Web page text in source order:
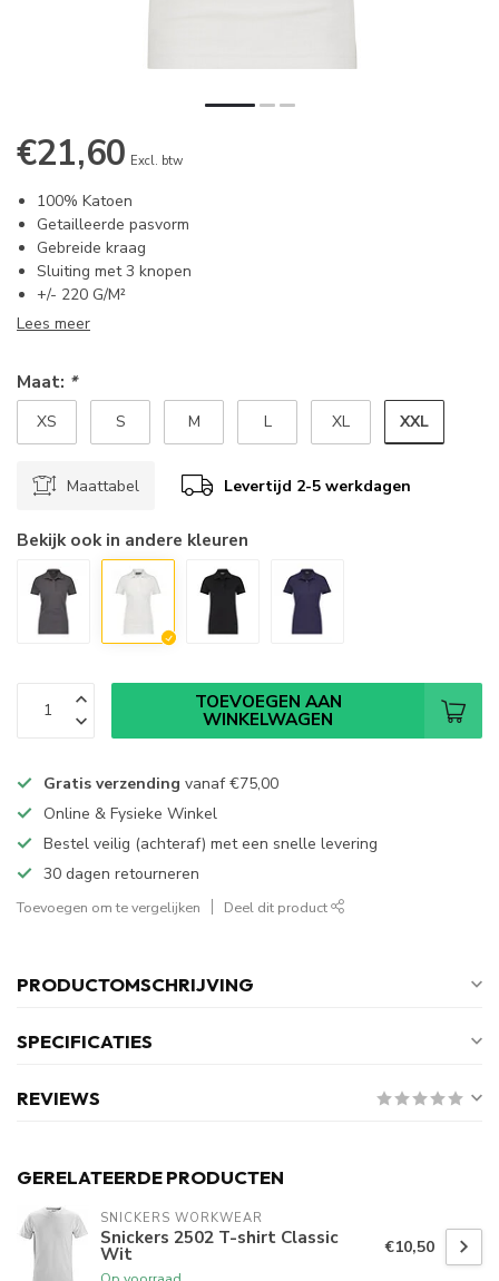
€21,60 Excl. btw
100% Katoen
Getailleerde pasvorm
Gebreide kraag
Sluiting met 3 knopen
+/- 220 G/M²
Lees meer
Maat: *
XS S M L XL XXL
Maattabel Levertijd 2-5 werkdagen
Bekijk ook in andere kleuren
TOEVOEGEN AAN
WINKELWAGEN
Gratis verzending vanaf€75,00
Online & Fysieke Winkel
Bestel veilig (achteraf) met een snelle levering
30 dagen retourneren
Toevoegen om te vergelijken Deel dit product
PRODUCTOMSCHRIJVING
SPECIFICATIES
REVIEWS
GERELATEERDE PRODUCTEN
SNICKERS WORKWEAR
Snickers 2502 T-shirt Classic
Wit €10,50